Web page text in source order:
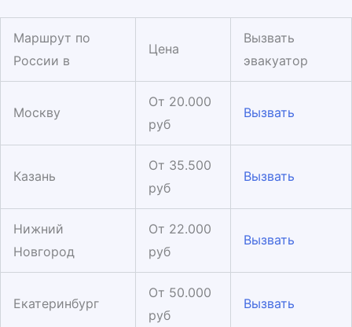
Маршрут по
России в
Цена
Вызвать
эвакуатор
Москву
От 20.000
руб
Вызвать
Казань
От 35.500
руб
Вызвать
Нижний
Новгород
От 22.000
руб
Вызвать
Екатеринбург
От 50.000
руб
Вызвать